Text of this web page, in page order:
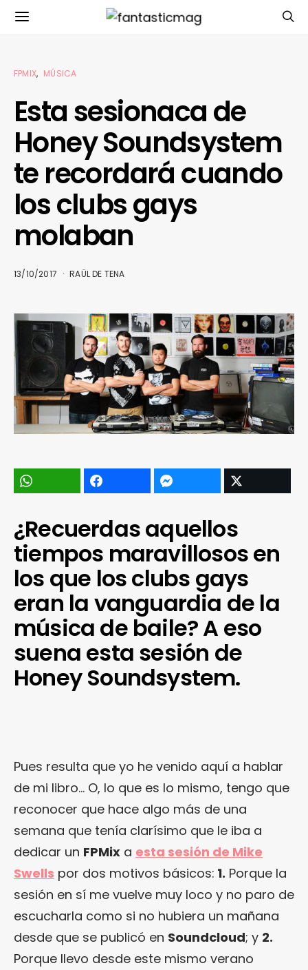
FPMIX MÚSICA
Esta sesionaca de
Honey Soundsystem
te recordará cuando
los clubs gays
molaban
13/10/2017 RAÜL DE TENA
¿Recuerdas aquellos
tiempos maravillosos en
los que los clubs gays
eran la vanguardia de la
música de baile? A eso
suena esta sesión de
Honey Soundsystem.
Pues resulta que yo he venido aquí a hablar
de mi libro… O, lo que es lo mismo, tengo que
reconocer que hace algo más de una
semana que tenía clarísimo que le iba a
dedicar un FPMix a esta sesión de Mike
Swells por dos motivos básicos: 1. Porque la
sesión en sí me vuelve muy loco y no paro de
escucharla como si no hubiera un mañana
desde que se publicó en Soundcloud; y 2.
Porque llevo desde este mismo verano